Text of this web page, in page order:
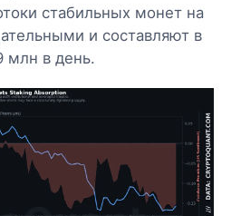
стабильных монет на
и составляют в
млн в день.